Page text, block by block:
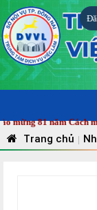
81 năm Cách mạng
Trang chủ |